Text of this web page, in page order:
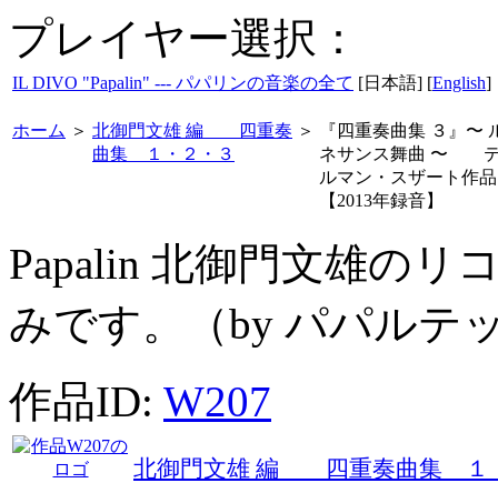
プレイヤー選択：
IL DIVO "Papalin" --- パパリンの音楽の全て [日本語] [English]
ホーム ＞ 北御門文雄 編 四重奏
曲集 １・２・３
＞
『四重奏曲集 ３』〜
ネサンス舞曲 〜
ルマン・スザート
【2013年録音】
Papalin 北御門文雄のリ
みです。（by パパルテ
作品ID: W207
北御門文雄 編 四重奏曲集 １